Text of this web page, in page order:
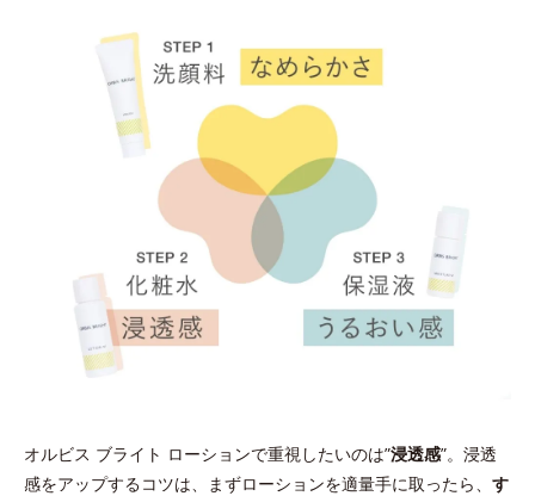
オルビス ブライト ローションで重視したいのは”浸透感”。浸透
感をアップするコツは、まずローションを適量手に取ったら、 す